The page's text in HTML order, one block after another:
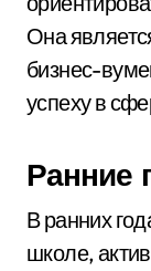
Она
бизнес-
успеху в
Ранние
В ранних
школе,